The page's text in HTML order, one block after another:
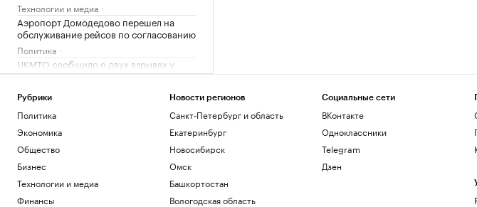
Технологии и медиа
Аэропорт Домодедово перешел на
обслуживание рейсов по согласованию
Политика
UKMTO сообщило о двух взрывах у
берегов Омана в Ормузском проливе
Политика
NYT узнала о создании ЦРУ тайной
группы для раскола на Кубе
Политика
Рубрики
Политика
Экономика
Общество
Бизнес
Технологии и медиа
Финансы
Новости регионов
Санкт-Петербург и область
Екатеринбург
Новосибирск
Омск
Башкортостан
Вологодская область
Социальные сети
ВКонтакте
Одноклассники
Telegram
Дзен